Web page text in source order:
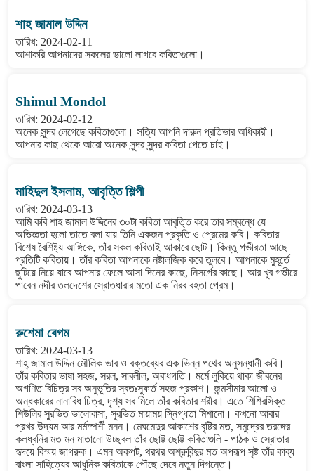
শাহ জামাল উদ্দিন
তারিখ: 2024-02-11
আশাকরি আপনাদের সকলের ভালো লাগবে কবিতাগুলো।
Shimul Mondol
তারিখ: 2024-02-12
অনেক সুন্দর লেগেছে কবিতাগুলো। সত্যি আপনি দারুন প্রতিভার অধিকারী।
আপনার কাছ থেকে আরো অনেক সুন্দর সুন্দর কবিতা পেতে চাই।
মাহিদুল ইসলাম, আবৃত্তি শিল্পী
তারিখ: 2024-03-13
আমি কবি শাহ জামাল উদ্দিনের ৩০টা কবিতা আবৃত্তি করে তার সম্বন্ধে যে
অভিজ্ঞতা হলো তাতে বলা যায় তিনি একজন প্রকৃতি ও প্রেমের কবি। কবিতার
বিশেষ বৈশিষ্ট্য আঙ্গিকে, তাঁর সকল কবিতাই আকারে ছোট। কিন্তু গভীরতা আছে
প্রতিটি কবিতায়। তাঁর কবিতা আপনাকে নষ্টালজিক করে তুলবে। আপনাকে মুহূর্তে
ছুটিয়ে নিয়ে যাবে আপনার ফেলে আসা দিনের কাছে, নিসর্গের কাছে। আর খুব গভীরে
পাবেন নদীর তলদেশের স্রোতধারার মতো এক নিরব বহতা প্রেম।
রুশেমা বেগম
তারিখ: 2024-03-13
শাহ্ জামাল উদ্দিন মৌলিক ভাব ও বক্তব্যের এক ভিন্ন পথের অনুসন্ধানী কবি।
তাঁর কবিতার ভাষা সহজ, সরল, সাবলীল, অবাধগতি। মর্মে লুকিয়ে থাকা জীবনের
অগণিত বিচিত্র সব অনুভূতির স্বতঃস্ফুর্ত সহজ প্রকাশ। জন্মসীমার আলো ও
অন্ধকারের নানাবিধ চিত্র, দৃশ্য সব মিলে তাঁর কবিতার শরীর। এতে শিশিরসিক্ত
শিউলির সুরভিত ভালোবাসা, সুরভিত মায়াময় স্নিগ্ধতা মিশানো। কখনো আবার
প্রখর উদ্যম আর মর্মস্পর্শী মনন। মেঘমেদুর আকাশের বৃষ্টির মত, সমুদ্রের তরঙ্গের
কলধ্বনির মত মন মাতানো উচ্ছ্বল তাঁর ছোট্ট ছোট্ট কবিতাগুলি - পাঠক ও স্রোতার
হৃদয়ে বিস্ময় জাগরুক। এমন অকপট, থরথর অশ্রুবিন্দুর মত অপরূপ সৃষ্ট তাঁর কাব্য
বাংলা সাহিত্যের আধুনিক কবিতাকে পৌঁছে দেবে নতুন দিগন্তে।